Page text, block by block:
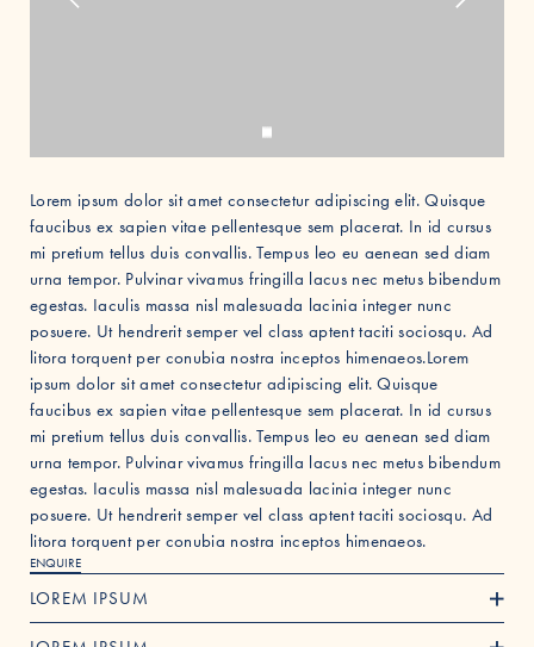
Lorem ipsum dolor sit amet consectetur adipiscing elit. Quisque
faucibus ex sapien vitae pellentesque sem placerat. In id cursus
mi pretium tellus duis convallis. Tempus leo eu aenean sed diam
urna tempor. Pulvinar vivamus fringilla lacus nec metus bibendum
egestas. Iaculis massa nisl malesuada lacinia integer nunc
posuere. Ut hendrerit semper vel class aptent taciti sociosqu. Ad
litora torquent per conubia nostra inceptos himenaeos.Lorem
ipsum dolor sit amet consectetur adipiscing elit. Quisque
faucibus ex sapien vitae pellentesque sem placerat. In id cursus
mi pretium tellus duis convallis. Tempus leo eu aenean sed diam
urna tempor. Pulvinar vivamus fringilla lacus nec metus bibendum
egestas. Iaculis massa nisl malesuada lacinia integer nunc
posuere. Ut hendrerit semper vel class aptent taciti sociosqu. Ad
litora torquent per conubia nostra inceptos himenaeos.
ENQUIRE
LOREM IPSUM